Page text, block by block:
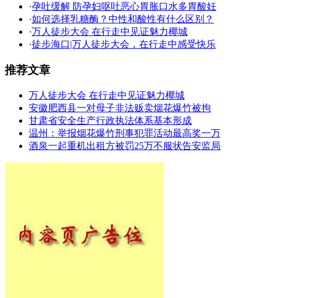
·孕吐缓解 防孕妇呕吐恶心胃胀口水多胃酸妊
·如何选择乳糖酶？中性和酸性有什么区别？
·万人徒步大会 在行走中见证魅力椰城
·徒步海口|万人徒步大会，在行走中感受快乐
推荐文章
万人徒步大会 在行走中见证魅力椰城
安徽肥西县一对母子非法贩卖烟花爆竹被拘
甘肃省安全生产行政执法体系基本形成
温州：举报烟花爆竹刑事犯罪活动最高奖一万
酒泉一起重机出租方被罚25万不服状告安监局